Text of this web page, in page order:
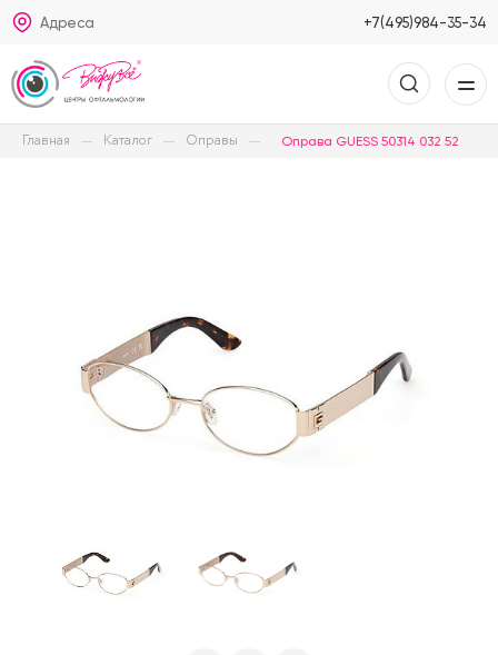
Адреса +7(495)984-35-34
Главная Каталог Оправы Оправа GUESS 50314 032 52